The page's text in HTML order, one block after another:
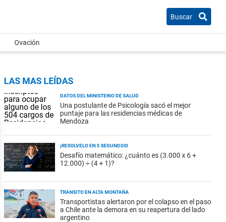
Buscar
Ovación
LAS MAS LEÍDAS
DATOS DEL MINISTERIO DE SALUD
Una postulante de Psicología sacó el mejor
puntaje para las residencias médicas de
Mendoza
¡RESOLVELO EN 5 SEGUNDOS!
Desafío matemático: ¿cuánto es (3.000 x 6 +
12.000) ÷ (4 + 1)?
TRÁNSITO EN ALTA MONTAÑA
Transportistas alertaron por el colapso en el paso
a Chile ante la demora en su reapertura del lado
argentino